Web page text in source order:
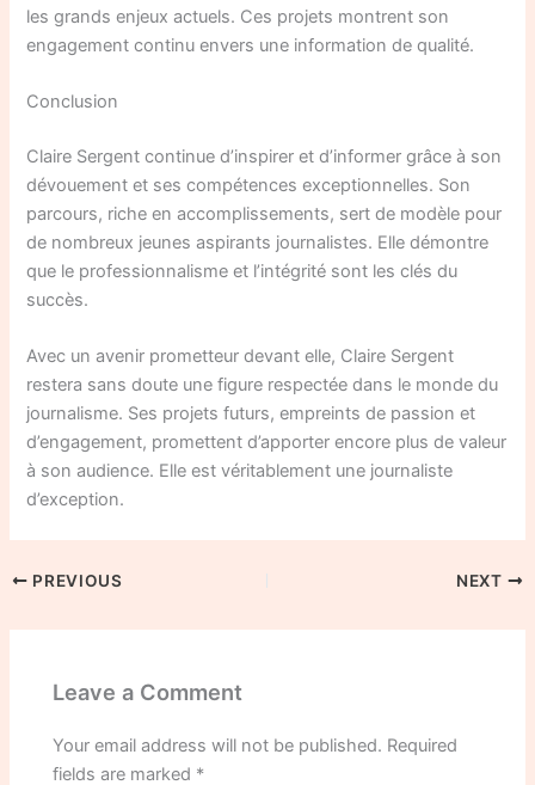
les grands enjeux actuels. Ces projets montrent son
engagement continu envers une information de qualité.
Conclusion
Claire Sergent continue d’inspirer et d’informer grâce à son
dévouement et ses compétences exceptionnelles. Son
parcours, riche en accomplissements, sert de modèle pour
de nombreux jeunes aspirants journalistes. Elle démontre
que le professionnalisme et l’intégrité sont les clés du
succès.
Avec un avenir prometteur devant elle, Claire Sergent
restera sans doute une figure respectée dans le monde du
journalisme. Ses projets futurs, empreints de passion et
d’engagement, promettent d’apporter encore plus de valeur
à son audience. Elle est véritablement une journaliste
d’exception.
PREVIOUS NEXT
Leave a Comment
Your email address will not be published. Required
fields are marked *